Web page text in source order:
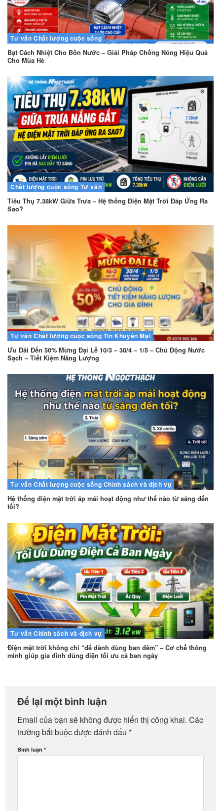
Tư vấn Chất lượng cuộc sống
Bạt Cách Nhiệt Cho Bồn Nước – Giải Pháp Chống Nóng Hiệu Quả
Cho Mùa Hè
Chất lượng cuộc sống Tư vấn
Tiêu Thụ 7.38kW Giữa Trưa – Hệ thống Điện Mặt Trời Đáp Ứng Ra
Sao?
Tư vấn Chất lượng cuộc sống Tin Khuyến Mại
Ưu Đãi Đến 50% Mừng Đại Lễ 10/3 – 30/4 – 1/5 – Chủ Động Nước
Sạch – Tiết Kiệm Năng Lượng
Tư vấn Chất lượng cuộc sống Chính sách và dịch vụ
Hệ thống điện mặt trời áp mái hoạt động như thế nào từ sáng đến
tối?
Tư vấn Chính sách và dịch vụ
Điện mặt trời không chỉ “để dành dùng ban đêm” – Cơ chế thông
minh giúp gia đình dùng điện tối ưu cả ban ngày
Để lại một bình luận
Email của bạn sẽ không được hiển thị công khai. Các
trường bắt buộc được đánh dấu *
Bình luận *